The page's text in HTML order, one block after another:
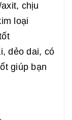
chịu
loại
dẻo dai, có
giúp bạn